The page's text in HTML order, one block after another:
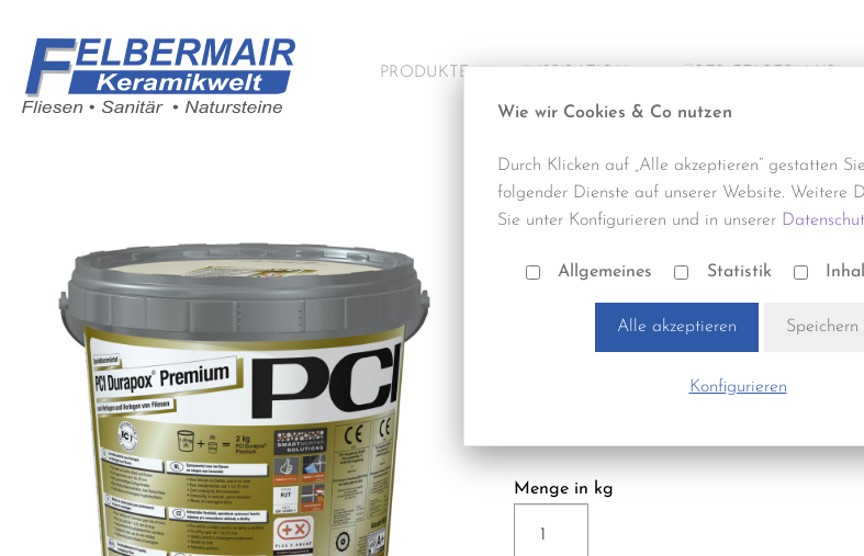
Wie wir Cookies & Co nutzen
Durch Klicken auf „Alle akzeptieren“ gestatten
folgender Dienste auf unserer Website. Weitere
Sie unter Konfigurieren und in unserer
Allgemeines Statistik
Alle akzeptieren Speichern
Konfigurieren
PRODUKTE
Büro & Gewerbe Termine & Events
PCI-DURAPOX
1,00
Menge in kg